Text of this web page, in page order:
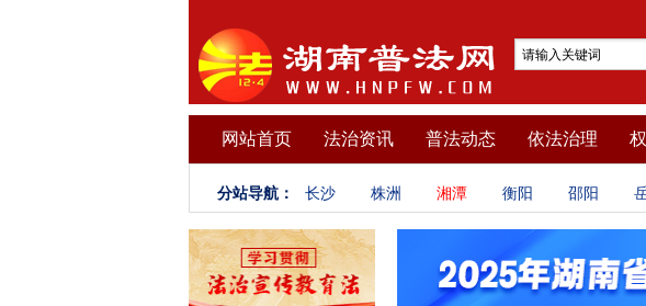
网站首页 法治资讯 普法动态 依法治理
分站导航： 长沙 株洲 湘潭 衡阳 邵阳